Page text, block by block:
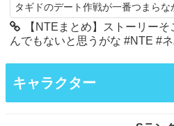
タギドのデート作戦が一番つまらな
【NTEまとめ】ストーリー
んでもないと思うがな #NTE #
キャラクター